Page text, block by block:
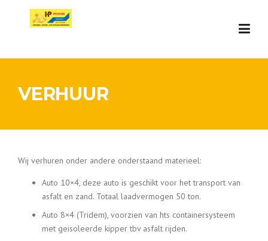
VERHUUR
Wij verhuren onder andere onderstaand materieel:
Auto 10×4, deze auto is geschikt voor het transport van
asfalt en zand. Totaal laadvermogen 50 ton.
Auto 8×4 (Tridem), voorzien van hts containersysteem
met geisoleerde kipper tbv asfalt rijden.